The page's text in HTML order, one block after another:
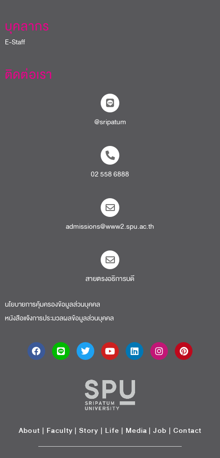
บุคลากร
E-Staff
ติดต่อเรา
@sripatum
02 558 6888
admissions@www2.spu.ac.th
สายตรงอธิการบดี​
นโยบายการคุ้มครองข้อมูลส่วนบุคคล
หนังสือแจ้งการประมวลผลข้อมูลส่วนบุคคล
About | Faculty | Story | Life | Media |Job | Contact